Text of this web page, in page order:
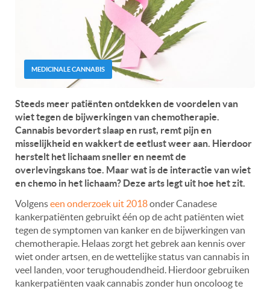
MEDICINALE CANNABIS
Steeds meer patiënten ontdekken de voordelen van
wiet tegen de bijwerkingen van chemotherapie.
Cannabis bevordert slaap en rust, remt pijn en
misselijkheid en wakkert de eetlust weer aan. Hierdoor
herstelt het lichaam sneller en neemt de
overlevingskans toe. Maar wat is de interactie van wiet
en chemo in het lichaam? Deze arts legt uit hoe het zit.
Volgenseen onderzoek uit 2018onder Canadese
kankerpatiënten gebruikt één op de acht patiënten wiet
tegen de symptomen van kanker en de bijwerkingen van
chemotherapie. Helaas zorgt het gebrek aan kennis over
wiet onder artsen, en de wettelijke status van cannabis in
veel landen, voor terughoudendheid. Hierdoor gebruiken
kankerpatiënten vaak cannabis zonder hun oncoloog te